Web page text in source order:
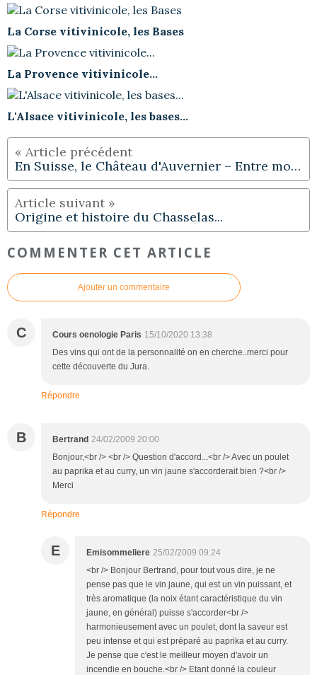
La Corse vitivinicole, les Bases
La Provence vitivinicole...
L'Alsace vitivinicole, les bases...
En Suisse, le Château d'Auvernier – Entre modernité et tradition
Origine et histoire du Chasselas...
COMMENTER CET ARTICLE
Ajouter un commentaire
C Cours oenologie Paris 15/10/2020 13:38
Des vins qui ont de la personnalité on en cherche..merci pour
cette découverte du Jura.
Répondre
B Bertrand 24/02/2009 20:00
Bonjour,<br /> <br /> Question d'accord...<br /> Avec un poulet
au paprika et au curry, un vin jaune s'accorderait bien ?<br />
Merci
Répondre
E Emisommeliere 25/02/2009 09:24
<br /> Bonjour Bertrand, pour tout vous dire, je ne
pense pas que le vin jaune, qui est un vin puissant, et
très aromatique (la noix étant caractéristique du vin
jaune, en général) puisse s'accorder<br />
harmonieusement avec un poulet, dont la saveur est
peu intense et qui est préparé au paprika et au curry.
Je pense que c'est le meilleur moyen d'avoir un
incendie en bouche.<br /> Etant donné la couleur